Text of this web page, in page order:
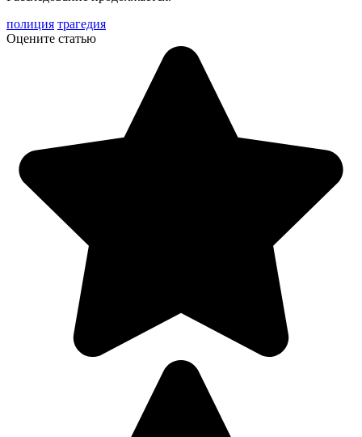
полиция трагедия
Оцените статью